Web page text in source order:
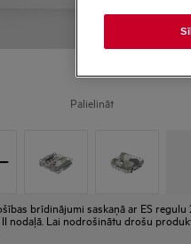
Palielināt
brīdinājumi saskaņā ar ES
nodaļā. Lai nodrošinātu drošu